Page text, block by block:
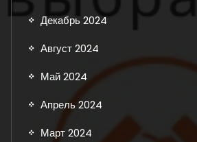
Декабрь 2024
Август 2024
Май 2024
Апрель 2024
Март 2024